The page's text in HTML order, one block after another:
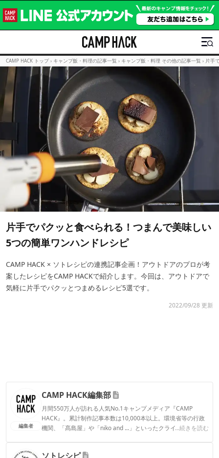
CAMP HACK トップ › キャンプ飯・料理の記事一覧 › キャンプ飯・料理 その他の記事一覧 › 片手
片手でパクッと食べられる！つまんで美味しい
5つの簡単ワンハンドレシピ
CAMP HACK × ソトレシピの連携記事企画！アウトドアのプロが考
案したレシピをCAMP HACKで紹介します。今回は、アウトドアで
気軽に片手でパクッとつまめるレシピ5選です。
2022/09/28 更新
編集者
CAMP HACK編集部
月間550万人が訪れる人気No.1キャンプメディア『CAMP
HACK』。累計制作記事本数は10,000本以上。環境省等の行政
機関、「髙島屋」や「niko and ...」といったクライアントとの
...続きを読む
ソトレシピ